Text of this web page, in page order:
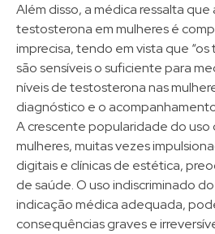
Além disso, a médica ressalta
testosterona em mulheres é
imprecisa, tendo em vista que
são sensíveis o suficiente para
níveis de testosterona nas
diagnóstico e o
A crescente popularidade do
mulheres, muitas vezes
digitais e clínicas de estética,
de saúde. O uso indiscriminado
indicação médica adequada,
consequências graves e